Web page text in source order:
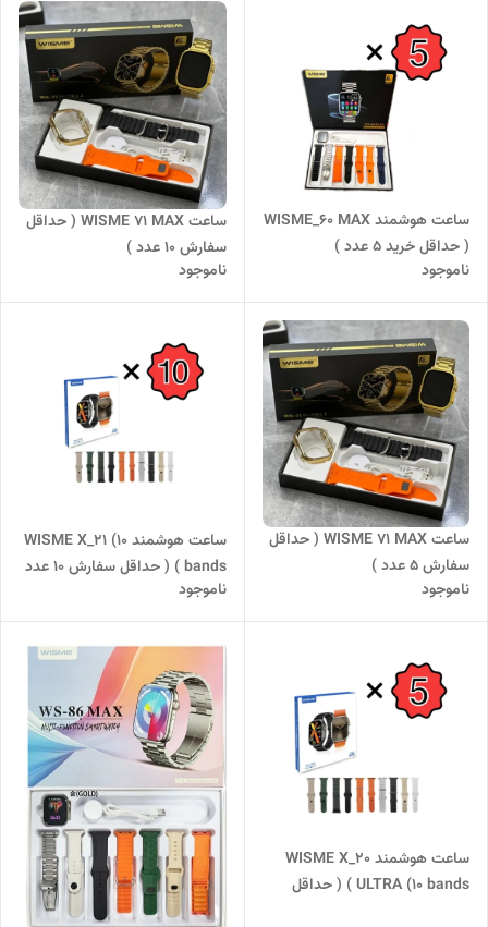
ساعت هوشمند WISME_60 MAX
( حداقل خرید 5 عدد )
ناموجود
ساعت WISME 71 MAX ( حداقل
سفارش 10 عدد )
ناموجود
ساعت WISME 71 MAX ( حداقل
سفارش 5 عدد )
ناموجود
ساعت هوشمند WISME X_21 (10
bands ) ( حداقل سفارش 10 عدد
)
ناموجود
ساعت هوشمند WISME X_20
ULTRA (10 bands ) ( حداقل